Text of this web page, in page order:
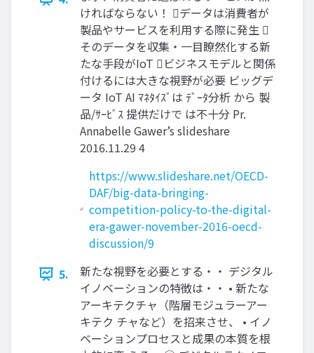
ければならない！ データは消費者が
製品やサービスを利用する際に発生 
そのデータを収集・一目瞭然化する新
たな手段がIoT ビジネスモデルと関係
付けるには大きな視野が必要 ビッグデ
ータ IoT AI ﾏﾈﾀｲｽﾞは ﾃﾞｰﾀ分析 から 製
品/ｻｰﾋﾞｽ 提供だけで は不十分 Pr.
Annabelle Gawer’s slideshare
2016.11.29 4
https://www.slideshare.net/OECD-
DAF/big-data-bringing-
competition-policy-to-the-digital-
era-gawer-november-2016-oecd-
discussion/9
5.
新たな視野を必要とする・・ デジタル
イノベーションの特徴は・・ • 新たな
アーキテクチャ（階層モジュラーアー
キテク チャなど）を招来させ、 • イノ
ベーションプロセスと成果の本質を根